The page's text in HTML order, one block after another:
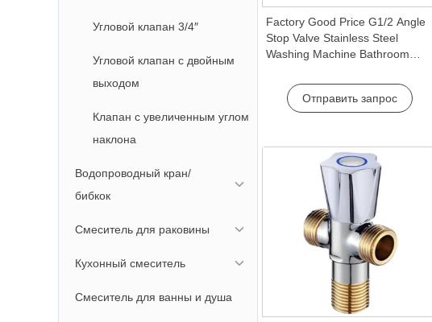
Угловой клапан 3/4″
Угловой клапан с двойным
выходом
Клапан с увеличенным углом
наклона
Водопроводный кран/
бибкок
Смеситель для раковины
Кухонный смеситель
Смеситель для ванны и душа
Factory Good Price G1/2 Angle
Stop Valve Stainless Steel
Washing Machine Bathroom
Apartments & Hotels
Отправить запрос